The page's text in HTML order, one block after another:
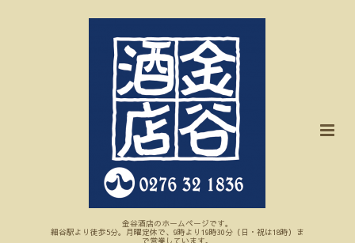
金谷酒店のホームページです。
細谷駅より徒歩5分。月曜定休で、9時より19時30分（日・祝は18時）ま
で営業しています。